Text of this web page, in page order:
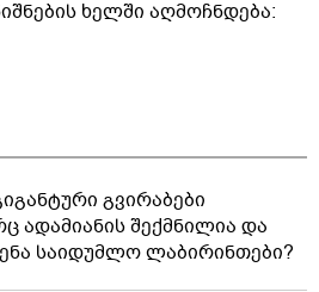
ხელში აღმოჩნდება:
გვირაბები
ადამიანის შექმნილია და
საიდუმლო ლაბირინთები?